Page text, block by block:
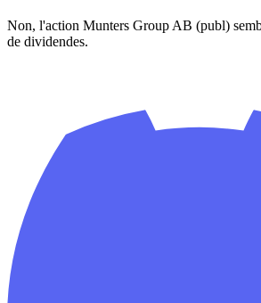
Non, l'action Munters Group AB (publ)
de dividendes.